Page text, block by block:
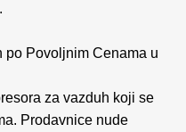
po Povoljnim Cenama u
za vazduh koji se
Prodavnice nude